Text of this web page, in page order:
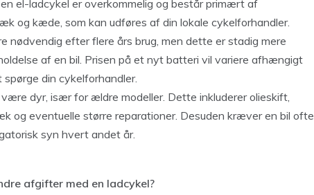
el-ladcykel er overkommelig og består primært af
og kæde, som kan udføres af din lokale cykelforhandler.
efter flere års brug, men dette er stadig mere
af en bil. Prisen på et nyt batteri vil variere afhængigt
din cykelforhandler.
være dyr, især for ældre modeller. Dette inkluderer olieskift,
og eventuelle større reparationer. Desuden kræver en bil ofte
syn hvert andet år.
afgifter med en ladcykel?